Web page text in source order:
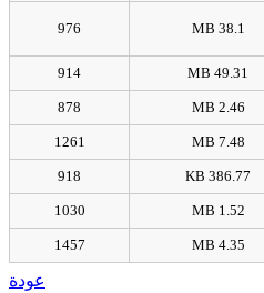
38.1 MB
976
49.31 MB
914
2.46 MB
878
7.48 MB
1261
386.77 KB
918
1.52 MB
1030
4.35 MB
1457
عودة